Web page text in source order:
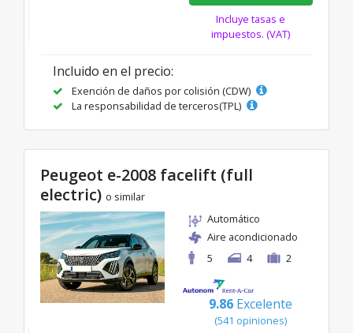
Incluye tasas e
impuestos. (VAT)
Incluido en el precio:
Exención de daños por colisión (CDW)
La responsabilidad de terceros(TPL)
Peugeot e-2008 facelift (full
electric) o similar
Automático
Aire acondicionado
5
4 2
9.86 Excelente
(541 opiniones)